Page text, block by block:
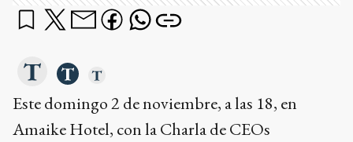
Este domingo 2 de noviembre, a las 18, en
Amaike Hotel, con la Charla de CEOs